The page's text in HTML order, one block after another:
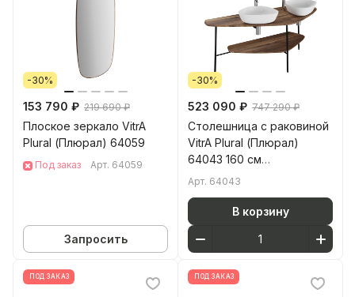
-30%
153 790 ₽ 219 690 ₽
Плоское зеркало VitrA
Plural (Плюрал) 64059
Под заказ Арт. 64059
Запросить
-30%
523 090 ₽ 747 290 ₽
Столешница с раковиной
VitrA Plural (Плюрал)
64043 160 см
отдельностоящая
Арт. 64043
В корзину
ПОД ЗАКАЗ ПОД ЗАКАЗ